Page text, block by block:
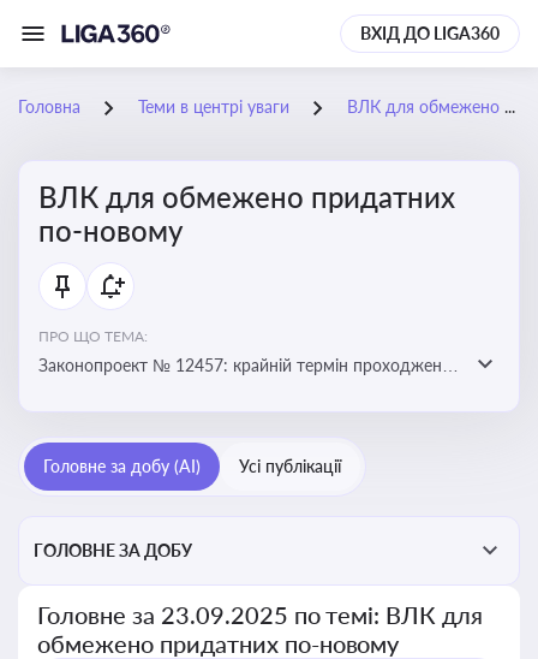
ВХІД ДО LIGA360
Головна Теми в центрі уваги ВЛК для обмежено придатних по-новому
ВЛК для обмежено придатних
по-новому
ПРО ЩО ТЕМА:
Законопроект № 12457: крайній термін проходження
Головне за добу (AI) Усі публікації
ГОЛОВНЕ ЗА ДОБУ
Головне за 23.09.2025 по темі: ВЛК для
обмежено придатних по-новому